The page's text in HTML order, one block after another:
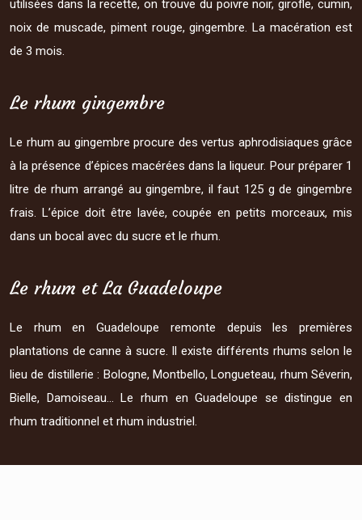
utilisées dans la recette, on trouve du poivre noir, girofle, cumin,
noix de muscade, piment rouge, gingembre. La macération est
de 3 mois.
Le rhum gingembre
Le rhum au gingembre procure des vertus aphrodisiaques grâce
à la présence d’épices macérées dans la liqueur. Pour préparer 1
litre de rhum arrangé au gingembre, il faut 125 g de gingembre
frais. L’épice doit être lavée, coupée en petits morceaux, mis
dans un bocal avec du sucre et le rhum.
Le rhum et La Guadeloupe
Le rhum en Guadeloupe remonte depuis les premières
plantations de canne à sucre. Il existe différents rhums selon le
lieu de distillerie : Bologne, Montbello, Longueteau, rhum Séverin,
Bielle, Damoiseau... Le rhum en Guadeloupe se distingue en
rhum traditionnel et rhum industriel.